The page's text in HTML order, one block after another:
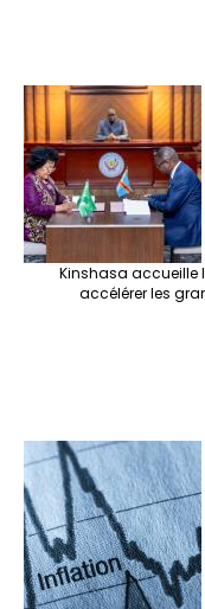
Kinshasa accueille
accélérer les